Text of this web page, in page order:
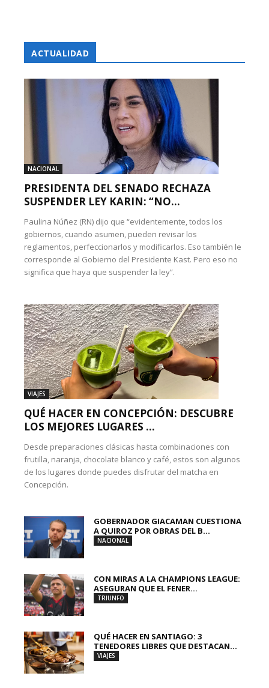
ACTUALIDAD
NACIONAL
PRESIDENTA DEL SENADO RECHAZA
SUSPENDER LEY KARIN: “NO...
Paulina Núñez (RN) dijo que “evidentemente, todos los
gobiernos, cuando asumen, pueden revisar los
reglamentos, perfeccionarlos y modificarlos. Eso también le
corresponde al Gobierno del Presidente Kast. Pero eso no
significa que haya que suspender la ley”.
VIAJES
QUÉ HACER EN CONCEPCIÓN: DESCUBRE
LOS MEJORES LUGARES ...
Desde preparaciones clásicas hasta combinaciones con
frutilla, naranja, chocolate blanco y café, estos son algunos
de los lugares donde puedes disfrutar del matcha en
Concepción.
GOBERNADOR GIACAMAN CUESTIONA
A QUIROZ POR OBRAS DEL B...
NACIONAL
CON MIRAS A LA CHAMPIONS LEAGUE:
ASEGURAN QUE EL FENER...
TRIUNFO
QUÉ HACER EN SANTIAGO: 3
TENEDORES LIBRES QUE DESTACAN...
VIAJES